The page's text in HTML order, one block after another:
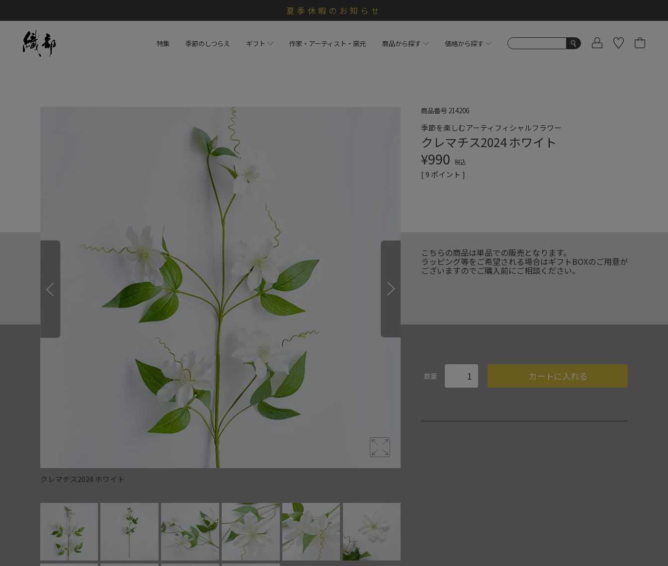
夏季休暇のお知らせ
特集 季節のしつらえ ギフト 作家・アーティスト・窯元 商品から探す 価格から探す
クレマチス2024 ホワイト
商品番号 214206
季節を楽しむアーティフィシャルフラワー
クレマチス2024 ホワイト
¥990 税込
[9 ポイント ]
こちらの商品は単品での販売となります。
ラッピング等をご希望される場合はギフトBOXのご用意が
ございますのでご購入前にご相談ください。
数量 カートに入れる